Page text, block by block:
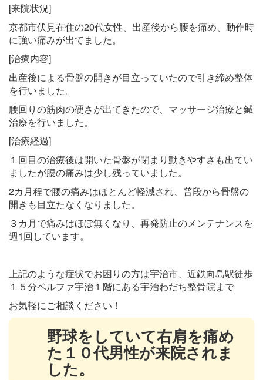
[来院状況]
京都市伏見在住の20代女性、出産後から腰を痛め、動作時
に強い痛みが出てました。
[治療内容]
出産後による骨盤の開きが目立っていたので引き締め整体
を行いました。
腰回りの筋肉の硬さが出てきたので、マッサージ治療と鍼
治療を行いました。
[治療経過]
１回目の治療後は開いた骨盤が閉まり動きやすさも出てい
ましたが腰の痛みは少し残っていました。
2カ月程で腰の痛みはほとんど軽減され、普段から骨盤の
開きも目立たなくなりました。
３カ月で痛みはほぼ無くなり、再発防止のメンテナンスを
週1回しています。
上記のような症状でお困りの方は宇治市、近鉄向島駅徒歩
１５分ベルファ宇治１階にある宇治わだち整骨院まで
お気軽にご相談ください！
野球をしていて右肩を痛め
た１０代男性が来院されま
した。